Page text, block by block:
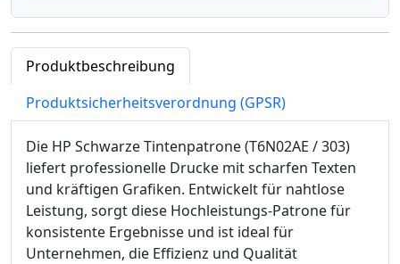
Produktbeschreibung
Produktsicherheitsverordnung (GPSR)
Die HP Schwarze Tintenpatrone (T6N02AE / 303)
liefert professionelle Drucke mit scharfen Texten
und kräftigen Grafiken. Entwickelt für nahtlose
Leistung, sorgt diese Hochleistungs-Patrone für
konsistente Ergebnisse und ist ideal für
Unternehmen, die Effizienz und Qualität